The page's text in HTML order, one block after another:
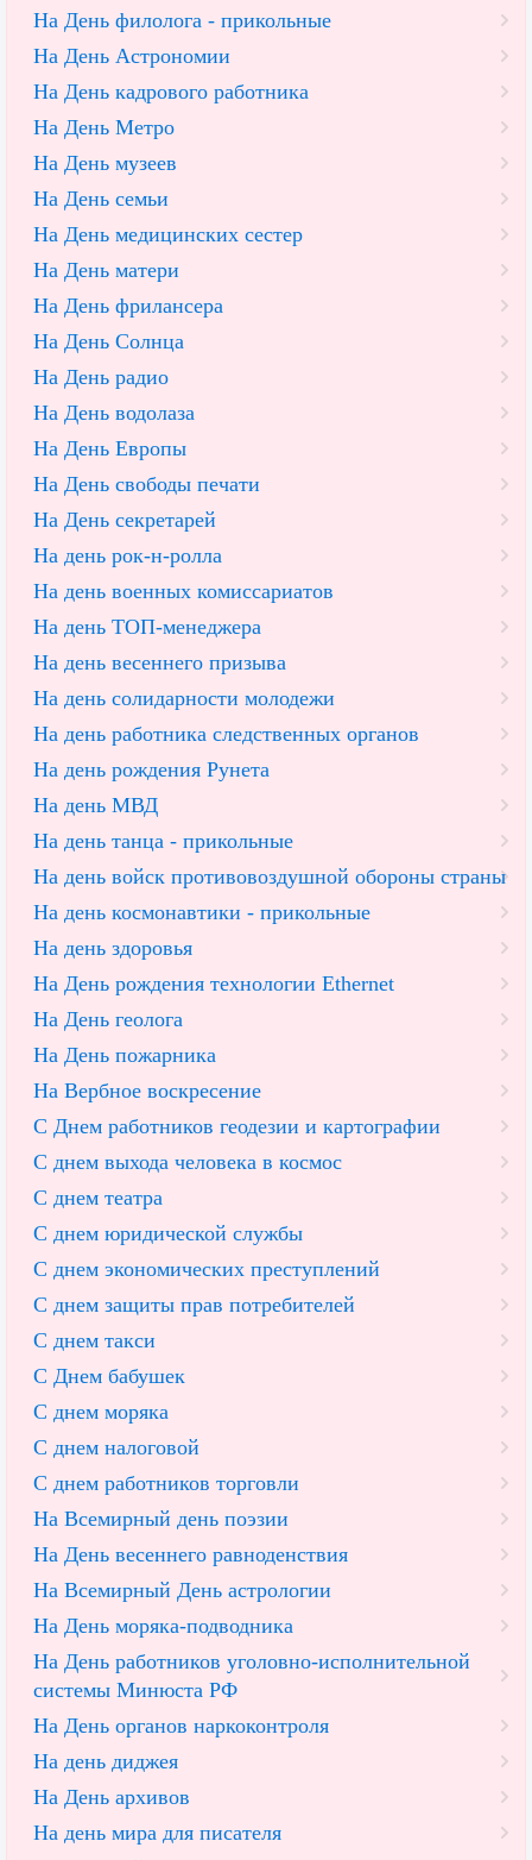
На День филолога - прикольные
На День Астрономии
На День кадрового работника
На День Метро
На День музеев
На День семьи
На День медицинских сестер
На День матери
На День фрилансера
На День Солнца
На День радио
На День водолаза
На День Европы
На День свободы печати
На День секретарей
На день рок-н-ролла
На день военных комиссариатов
На день ТОП-менеджера
На день весеннего призыва
На день солидарности молодежи
На день работника следственных органов
На день рождения Рунета
На день МВД
На день танца - прикольные
На день войск противовоздушной обороны страны
На день космонавтики - прикольные
На день здоровья
На День рождения технологии Ethernet
На День геолога
На День пожарника
На Вербное воскресение
С Днем работников геодезии и картографии
С днем выхода человека в космос
С днем театра
С днем юридической службы
С днем экономических преступлений
С днем защиты прав потребителей
С днем такси
С Днем бабушек
С днем моряка
С днем налоговой
С днем работников торговли
На Всемирный день поэзии
На День весеннего равноденствия
На Всемирный День астрологии
На День моряка-подводника
На День работников уголовно-исполнительной
системы Минюста РФ
На День органов наркоконтроля
На день диджея
На День архивов
На день мира для писателя